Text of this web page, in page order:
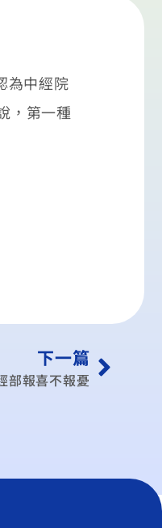
為中經院
，第一種
下一篇
部報喜不報憂